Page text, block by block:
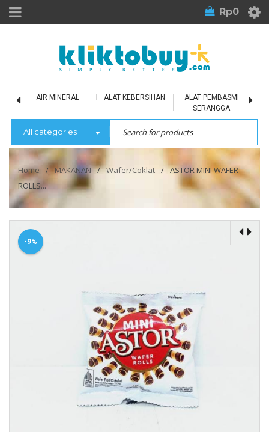
Rp0
AIR MINERAL ALAT KEBERSIHAN
ALAT PEMBASMI
SERANGGA
All categories
Home / MAKANAN / Wafer/Coklat / ASTOR MINI WAFER
ROLLS...
-9%